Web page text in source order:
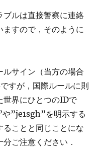
ブルは直接警察に連絡
すので，そのように
ルサイン（当方の場合
すが，国際ルールに則
世界にひとつのIDで
や”je1sgh”を明示する
ることと同じことにな
ご注意ください．